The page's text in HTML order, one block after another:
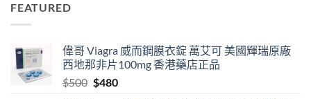
FEATURED
偉哥 Viagra 威而鋼膜衣錠 萬艾可 美國輝瑞原廠
西地那非片100mg 香港藥店正品
$500 Original
$480Current